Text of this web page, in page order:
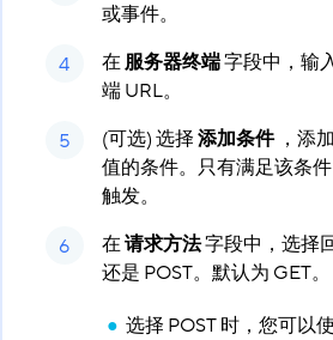
或事件。
在服务器终端 字段中，输
端 URL。
(可选) 选择添加条件，添
值的条件。只有满足该条
触发。
在请求方法字段中，选择
还是 POST。默认为 GET。
选择 POST 时，您可以